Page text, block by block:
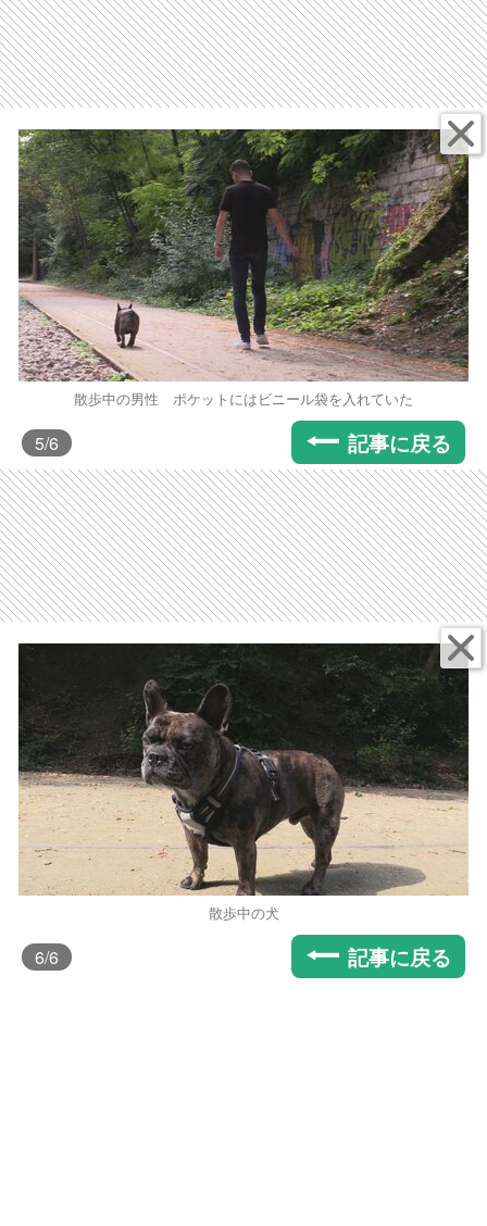
散歩中の男性 ポケットにはビニール袋を入れていた
5/6 記事に戻る
散歩中の犬
6/6 記事に戻る